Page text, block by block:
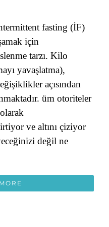
fasting (İF)
için
tarzı. Kilo
yavaşlatma),
açısından
üm otoriteler
ve altını çiziyor
değil ne